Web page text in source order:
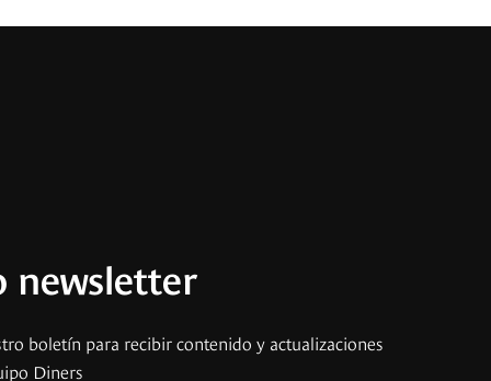
newsletter
boletín para recibir contenido y actualizaciones
Diners